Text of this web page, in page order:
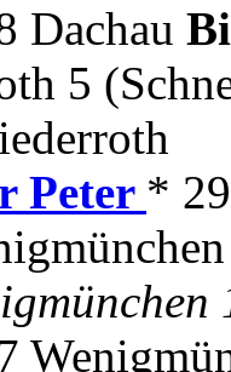
Dachau
5
Peter *